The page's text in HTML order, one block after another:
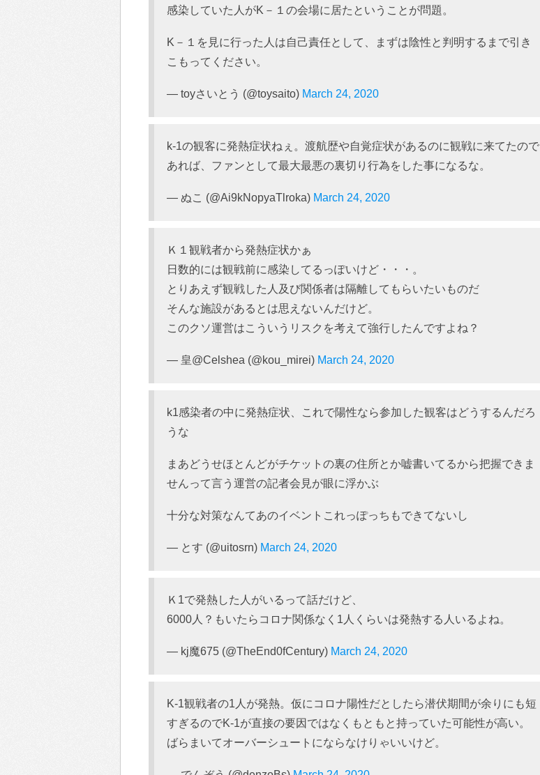
感染していた人がK－１の会場に居たということが問題。
K－１を見に行った人は自己責任として、まずは陰性と判明するまで引き
こもってください。
— toyさいとう (@toysaito) March 24, 2020
k-1の観客に発熱症状ねぇ。渡航歴や自覚症状があるのに観戦に来てたので
あれば、ファンとして最大最悪の裏切り行為をした事になるな。
— ぬこ (@Ai9kNopyaTlroka) March 24, 2020
Ｋ１観戦者から発熱症状かぁ
日数的には観戦前に感染してるっぽいけど・・・。
とりあえず観戦した人及び関係者は隔離してもらいたいものだ
そんな施設があるとは思えないんだけど。
このクソ運営はこういうリスクを考えて強行したんですよね？
— 皇@Celshea (@kou_mirei) March 24, 2020
k1感染者の中に発熱症状、これで陽性なら参加した観客はどうするんだろ
うな
まあどうせほとんどがチケットの裏の住所とか嘘書いてるから把握できま
せんって言う運営の記者会見が眼に浮かぶ
十分な対策なんてあのイベントこれっぽっちもできてないし
— とす (@uitosrn) March 24, 2020
Ｋ1で発熱した人がいるって話だけど、
6000人？もいたらコロナ関係なく1人くらいは発熱する人いるよね。
— kj魔675 (@TheEnd0fCentury) March 24, 2020
K-1観戦者の1人が発熱。仮にコロナ陽性だとしたら潜伏期間が余りにも短
すぎるのでK-1が直接の要因ではなくもともと持っていた可能性が高い。
ばらまいてオーバーシュートにならなけりゃいいけど。